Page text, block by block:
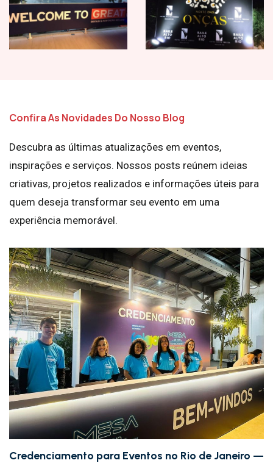
Confira As Novidades Do Nosso Blog
Descubra as últimas atualizações em eventos,
inspirações e serviços. Nossos posts reúnem ideias
criativas, projetos realizados e informações úteis para
quem deseja transformar seu evento em uma
experiência memorável.
Credenciamento para Eventos no Rio de Janeiro —